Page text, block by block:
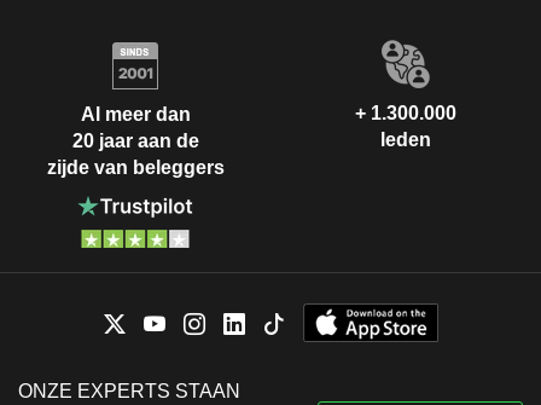
Al meer dan
20 jaar aan de
zijde van beleggers
+ 1.300.000
leden
ONZE EXPERTS STAAN